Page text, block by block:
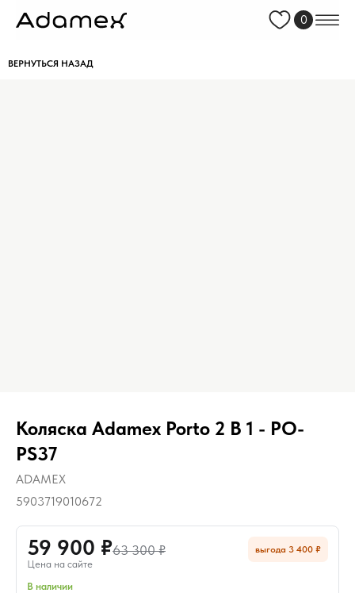
0
ВЕРНУТЬСЯ НАЗАД
Коляска Adamex Porto 2 В 1 - PO-
PS37
ADAMEX
5903719010672
59 900 ₽63 300 ₽
Цена на сайте
выгода 3 400 ₽
В наличии